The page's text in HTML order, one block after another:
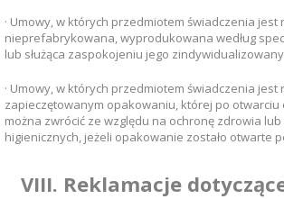
· Umowy, w których przedmiotem świadczenia jest
nieprefabrykowana, wyprodukowana według
lub służąca zaspokojeniu jego
· Umowy, w których przedmiotem świadczenia
zapieczętowanym opakowaniu, której po
można zwrócić ze względu na ochronę zdrowia
higienicznych, jeżeli opakowanie zostało otwarte
VIII. Reklamacje